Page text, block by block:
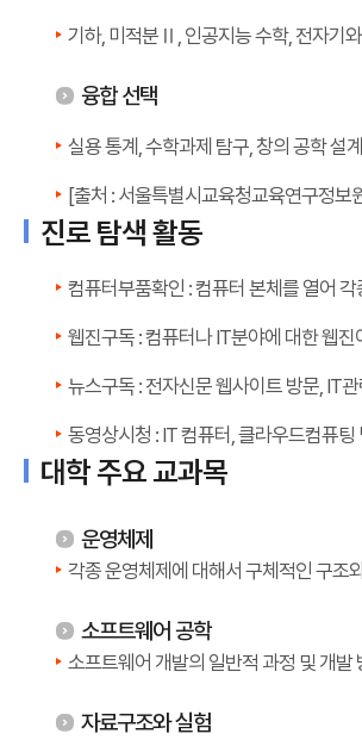
기하, 미적분Ⅱ, 인공지능 수학, 전자기
융합 선택
실용 통계, 수학과제 탐구, 창의 공학 설
[출처 : 서울특별시교육청교육연구정보
진로 탐색 활동
컴퓨터부품확인 : 컴퓨터 본체를 열어
웹진구독 : 컴퓨터나 IT분야에 대한 웹
뉴스구독 : 전자신문 웹사이트 방문, IT
동영상시청 : IT 컴퓨터, 클라우드컴퓨
대학 주요 교과목
운영체제
각종 운영체제에 대해서 구체적인 구조
소프트웨어 공학
소프트웨어 개발의 일반적 과정 및 개발
자료구조와 실험